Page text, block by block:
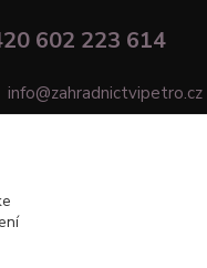
602 223 614
info@zahradnictvipetro.cz